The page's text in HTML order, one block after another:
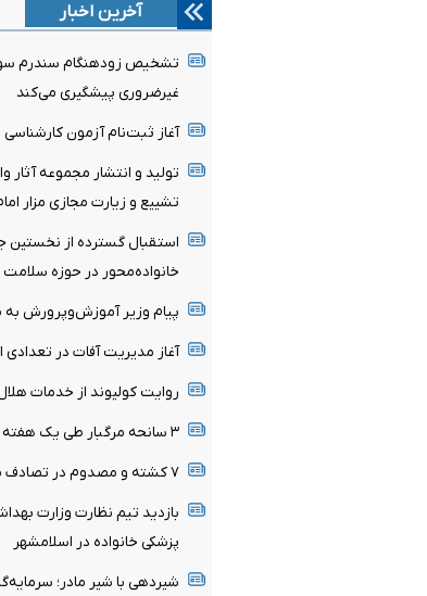
آخرین اخبار
تشخیص زودهنگام سندرم
غیرضروری پیشگیری می‌کند
آغاز ثبت‌نام‌ آزمون کارشناسی
تولید و انتشار مجموعه
تشییع و زیارت مجازی مزار
استقبال گسترده از
خانواده‌محور در حوزه سلامت
پیام وزیر آموزش‌وپرورش به
آغاز مدیریت آفات در تعدادی
روایت کولیوند از خدمات
۳ سانحه مرگبار طی یک هفته در بزرگراه‌های تهران
۷ کشته و مصدوم در تصادف مرگبار پژو پارس و ساینا
بازدید تیم نظارت وزارت
پزشکی خانواده در اسلامشهر
شیردهی با شیر مادر؛